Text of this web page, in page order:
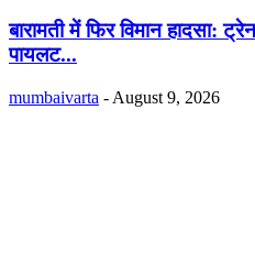
बारामती में फिर विमान हादसा:
पायलट...
mumbaivarta - August 9, 2026